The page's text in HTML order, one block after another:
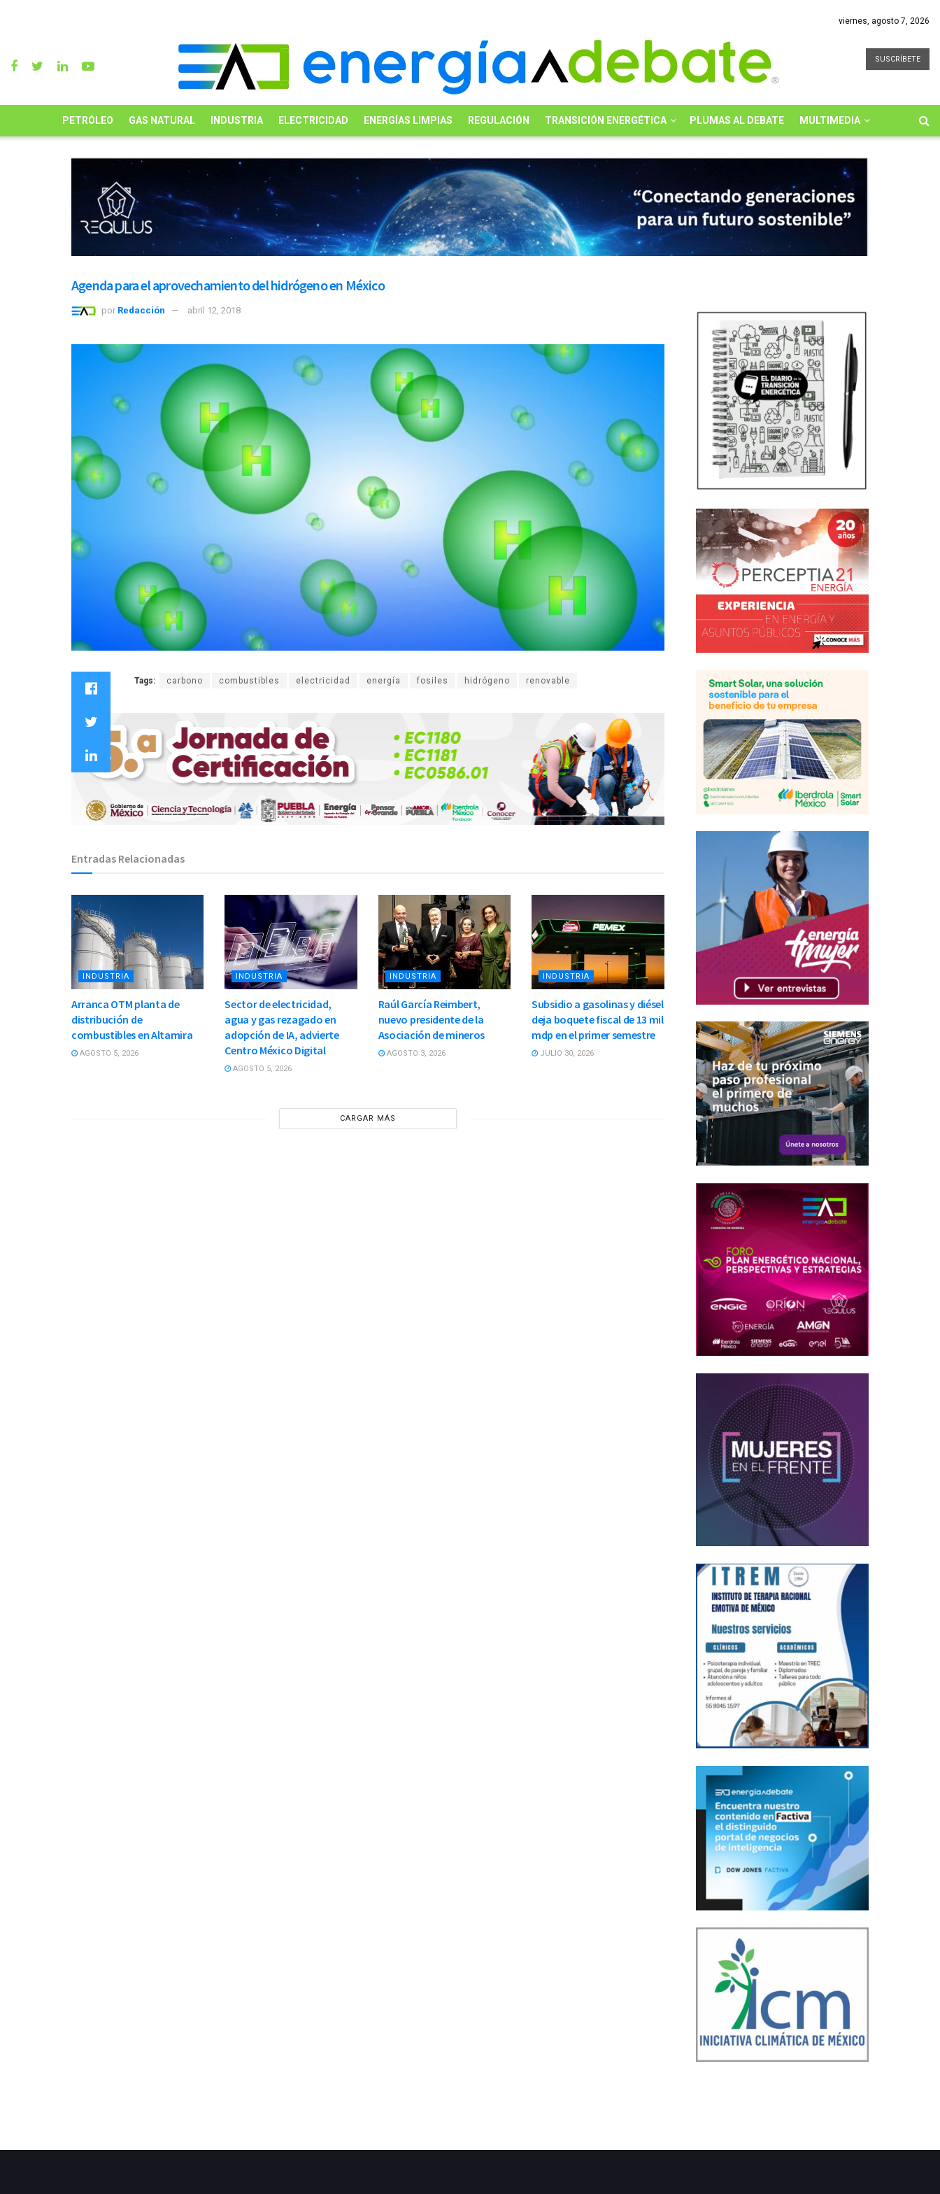
viernes, agosto 7, 2026
SUSCRÍBETE
PETRÓLEO GAS NATURAL INDUSTRIA ELECTRICIDAD ENERGÍAS LIMPIAS REGULACIÓN TRANSICIÓN ENERGÉTICA PLUMAS AL DEBATE MULTIMEDIA
Agenda para el aprovechamiento del hidrógeno en México
por Redacción abril 12, 2018
Tags: carbono combustibles electricidad energía fosiles hidrógeno renovable
Entradas Relacionadas
INDUSTRIA
Arranca OTM planta de
distribución de
combustibles en Altamira
AGOSTO 5, 2026
INDUSTRIA
Sector de electricidad,
agua y gas rezagado en
adopción de IA, advierte
Centro México Digital
AGOSTO 5, 2026
INDUSTRIA
Raúl García Reimbert,
nuevo presidente de la
Asociación de mineros
AGOSTO 3, 2026
INDUSTRIA
Subsidio a gasolinas y diésel
deja boquete fiscal de 13 mil
mdp en el primer semestre
JULIO 30, 2026
CARGAR MÁS